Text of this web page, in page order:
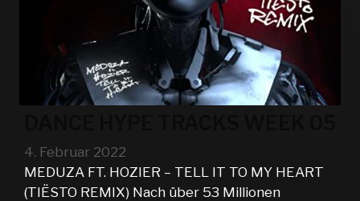
4. Februar 2022
MEDUZA FT. HOZIER – TELL IT TO MY HEART
(TIËSTO REMIX) Nach über 53 Millionen